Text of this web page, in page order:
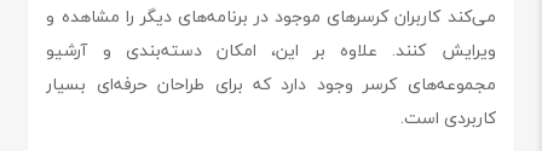
می‌کند کاربران کرسرهای موجود در برنامه‌های دیگر را مشاهده و
ویرایش کنند. علاوه بر این، امکان دسته‌بندی و آرشیو
مجموعه‌های کرسر وجود دارد که برای طراحان حرفه‌ای بسیار
کاربردی است.